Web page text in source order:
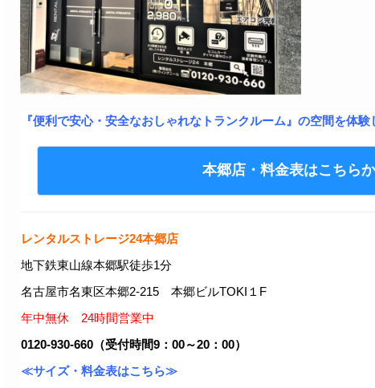
『便利で安心・安全なおしゃれなトランクルーム』の空間を体験
本郷店・料金表はこちら
レンタルストレージ24本郷店
地下鉄東山線本郷駅徒歩1分
名古屋市名東区本郷2-215 本郷ビルTOKI１F
年中無休 24時間営業中
0120-930-660（受付時間9：00～20：00）
≪サイズ・料金表はこちら≫